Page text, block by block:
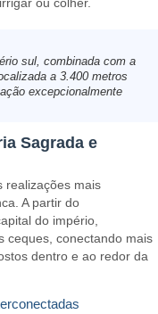
sul, combinada com a
a 3.400 metros
excepcionalmente
Sagrada e
realizações mais
A partir do
do império,
ceques, conectando mais
dentro e ao redor da